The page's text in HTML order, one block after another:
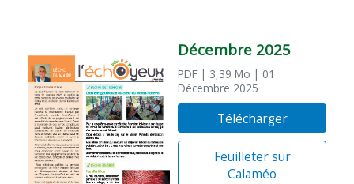
Décembre 2025
PDF | 3,39 Mo | 01
Décembre 2025
Télécharger
Feuilleter sur
Calaméo